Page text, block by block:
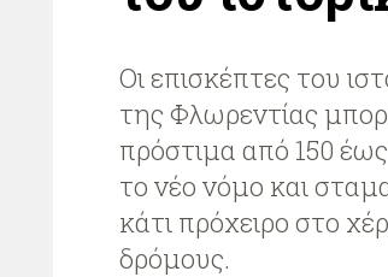
Οι επισκέπτες του
της Φλωρεντίας
πρόστιμα από 150
το νέο νόμο και
κάτι πρόχειρο στο
δρόμους.